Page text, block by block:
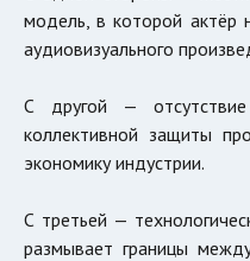
модель, в которой актёр
аудиовизуального
С другой — отсутствие
коллективной защиты
экономику индустрии.
С третьей —
размывает границы